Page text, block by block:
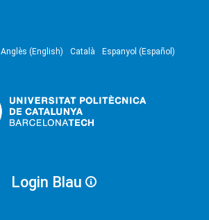
Anglès (English) Català Espanyol (Español)
Login Blau